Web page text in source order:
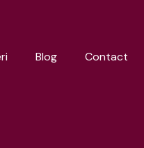
Blog Contact